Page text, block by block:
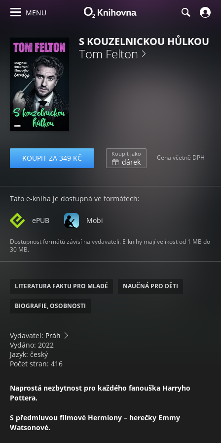
MENU
S KOUZELNICKOU HŮLKOU
Tom Felton
KOUPIT ZA 349 KČ Koupit jako
dárek Cena včetně DPH
Tato e-kniha je dostupná ve formátech:
ePUB Mobi
Dostupnost formátů závisí na vydavateli. E-knihy mají velikost od 1 MB do
30 MB.
LITERATURA FAKTU PRO MLADÉ NAUČNÁ PRO DĚTI
BIOGRAFIE, OSOBNOSTI
Vydavatel: Práh
Vydáno: 2022
Jazyk: český
Počet stran: 416
Naprostá nezbytnost pro každého fanouška Harryho
Pottera.
S předmluvou filmové Hermiony – herečky Emmy
Watsonové.